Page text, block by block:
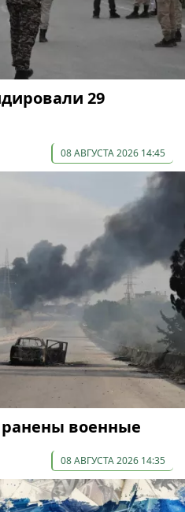
29
08 АВГУСТА 2026 14:45
военные
08 АВГУСТА 2026 14:35